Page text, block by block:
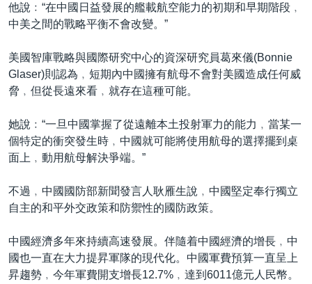
他說﹕“在中國日益發展的艦載航空能力的初期和早期階段﹐
中美之間的戰略平衡不會改變。”
美國智庫戰略與國際研究中心的資深研究員葛來儀(Bonnie
Glaser)則認為﹐短期內中國擁有航母不會對美國造成任何威
脅﹐但從長遠來看﹐就存在這種可能。
她說﹕“一旦中國掌握了從遠離本土投射軍力的能力﹐當某一
個特定的衝突發生時﹐中國就可能將使用航母的選擇擺到桌
面上﹐動用航母解決爭端。”
不過﹐中國國防部新聞發言人耿雁生說﹐中國堅定奉行獨立
自主的和平外交政策和防禦性的國防政策。
中國經濟多年來持續高速發展。伴隨着中國經濟的增長﹐中
國也一直在大力提昇軍隊的現代化。中國軍費預算一直呈上
昇趨勢﹐今年軍費開支增長12.7%﹐達到6011億元人民幣。